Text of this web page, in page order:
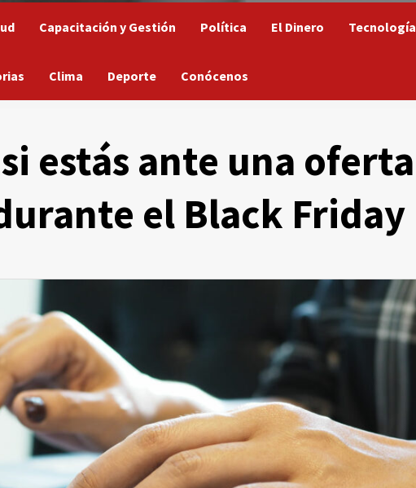
Capacitación y Gestión Política El Dinero Tecnología
Clima Deporte Conócenos
estás ante una oferta
el Black Friday